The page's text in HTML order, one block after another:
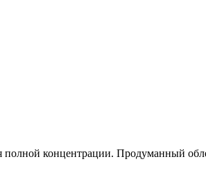
концентрации. Продуманный